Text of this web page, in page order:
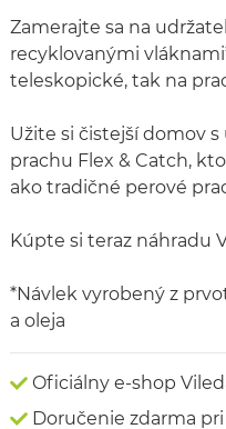
Zamerajte sa na
recyklovanými
teleskopické, tak na
Užite si čistejší domov
prachu Flex & Catch,
ako tradičné perové
Kúpte si teraz náhradu
*Návlek vyrobený z
a oleja
Oficiálny e-shop
Doručenie zdarma